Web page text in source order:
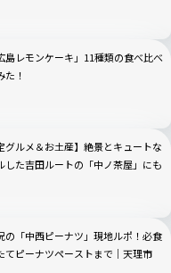
島レモンケーキ」11種類の食べ比べ
た！
グルメ＆お土産】絶景とキュートな
した吉田ルートの「中ノ茶屋」にも
の「中西ピーナツ」現地ルポ！必食
てピーナツペーストまで｜天理市